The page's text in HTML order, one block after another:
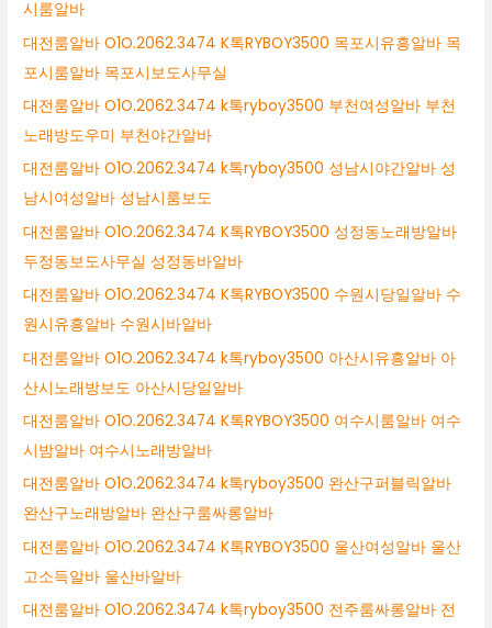
시룸알바
대전룸알바 O1O.2062.3474 K톡RYBOY3500 목포시유흥알바 목
포시룸알바 목포시보도사무실
대전룸알바 O1O.2062.3474 k톡ryboy3500 부천여성알바 부천
노래방도우미 부천야간알바
대전룸알바 O1O.2062.3474 k톡ryboy3500 성남시야간알바 성
남시여성알바 성남시룸보도
대전룸알바 O1O.2062.3474 K톡RYBOY3500 성정동노래방알바
두정동보도사무실 성정동바알바
대전룸알바 O1O.2062.3474 K톡RYBOY3500 수원시당일알바 수
원시유흥알바 수원시바알바
대전룸알바 O1O.2062.3474 k톡ryboy3500 아산시유흥알바 아
산시노래방보도 아산시당일알바
대전룸알바 O1O.2062.3474 K톡RYBOY3500 여수시룸알바 여수
시밤알바 여수시노래방알바
대전룸알바 O1O.2062.3474 k톡ryboy3500 완산구퍼블릭알바
완산구노래방알바 완산구룸싸롱알바
대전룸알바 O1O.2062.3474 K톡RYBOY3500 울산여성알바 울산
고소득알바 울산바알바
대전룸알바 O1O.2062.3474 k톡ryboy3500 전주룸싸롱알바 전